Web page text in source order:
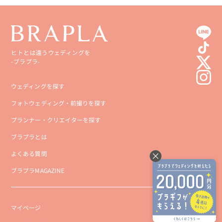
ヒトとは違うウェディングを
-ブラプラ-
ウェディングを探す
フォトウェディング・前撮りを探す
プランナー・クリエイターを探す
ブラプラとは
よくある質問
ブラプラMAGAZINE
マイページ